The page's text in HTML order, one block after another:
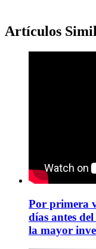
Artículos
Por primera
días antes
la mayor